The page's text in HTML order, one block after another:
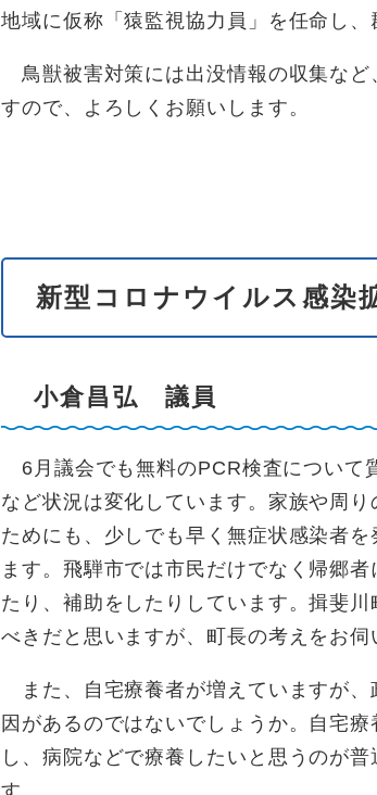
地域に仮称「猿監視協力員」を任命し、
鳥獣被害対策には出没情報の収集な
すので、よろしくお願いします。
新型コロナウイルス感染
小倉昌弘 議員
6月議会でも無料のPCR検査について
など状況は変化しています。家族や周
ためにも、少しでも早く無症状感染者
ます。飛騨市では市民だけでなく帰郷
たり、補助をしたりしています。揖斐
べきだと思いますが、町長の考えをお伺
また、自宅療養者が増えていますが、
因があるのではないでしょうか。自宅
し、病院などで療養したいと思うのが